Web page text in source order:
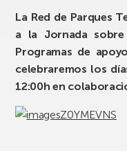
La Red de Parques
a la Jornada sobre
Programas de
celebraremos los
12:00h en